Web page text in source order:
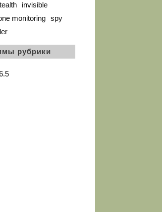
invisible
monitoring spy
рубрики